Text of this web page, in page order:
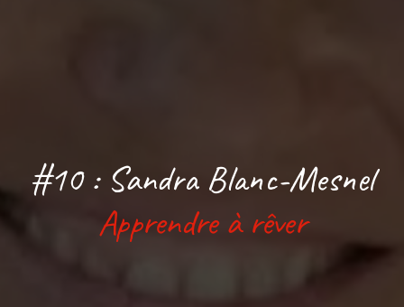
#10 : Sandra Blanc-Mesnel
Apprendre à rêver